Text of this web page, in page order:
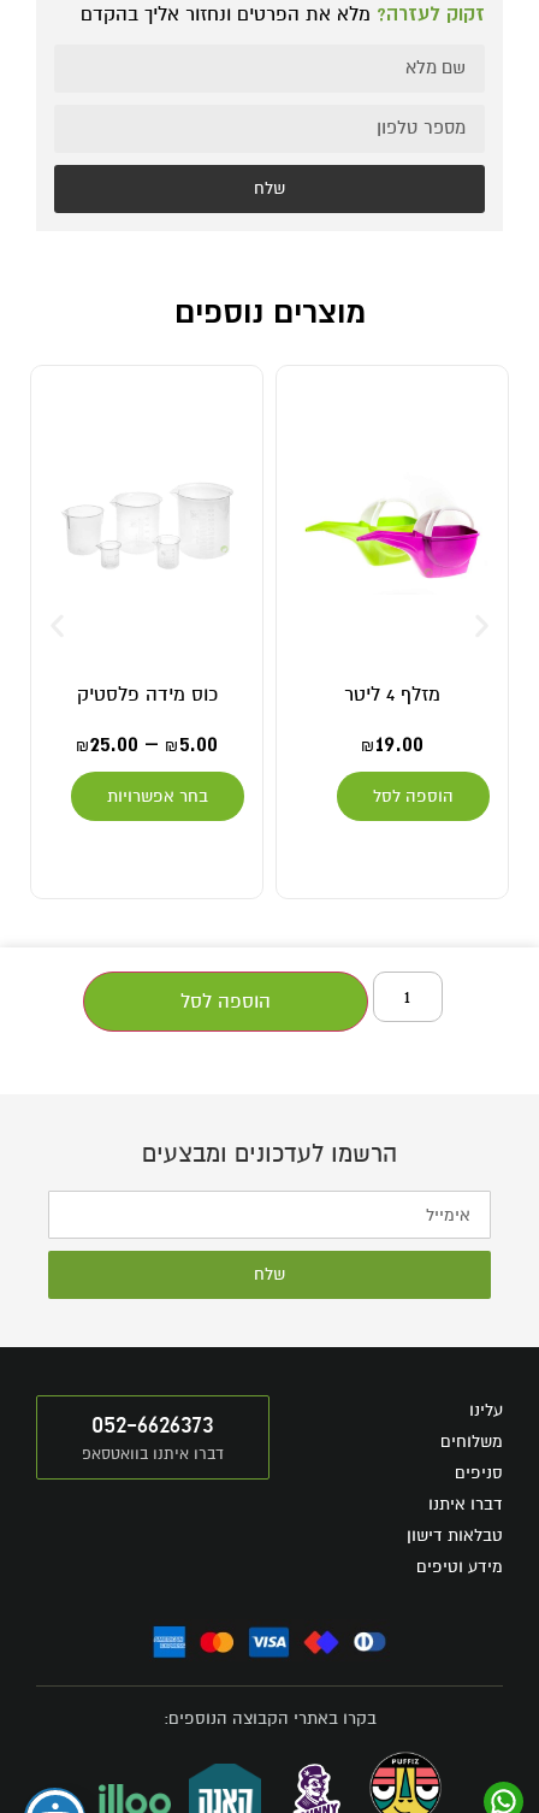
זקוק לעזרה? מלא את הפרטים ונחזור אליך בהקדם
שלח
מוצרים נוספים
מזלף 4 ליטר
₪19.00
הוספה לסל
כוס מידה פלסטיק
₪5.00
–
₪25.00
בחר אפשרויות
הוספה לסל
הרשמו לעדכונים ומבצעים
שלח
עלינו
משלוחים
סניפים
דברו איתנו
טבלאות דישון
מידע וטיפים
052-6626373
דברו איתנו בוואטסאפ
בקרו באתרי הקבוצה הנוספים: